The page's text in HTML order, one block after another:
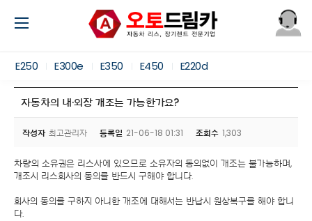
E250 E300e E350 E450 E220d
자동차의 내·외장 개조는 가능한가요?
작성자 최고관리자 등록일 21-06-18 01:31 조회수 1,303
차량의 소유권은 리스사에 있으므로 소유자의 동의없이 개조는 불가능하며,
개조시 리스회사의 동의를 반드시 구해야 합니다.
회사의 동의를 구하지 아니한 개조에 대해서는 반납시 원상복구를 해야 합니
다.